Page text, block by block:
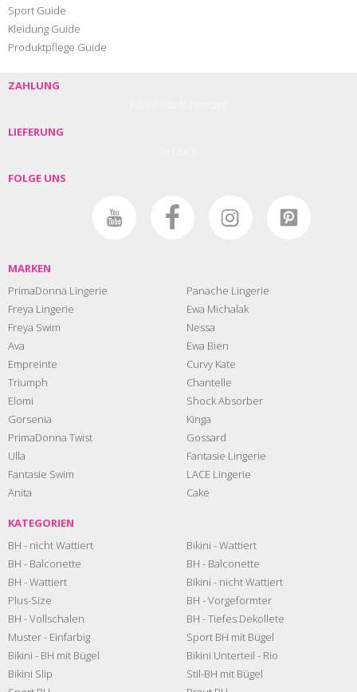
Sport Guide
Kleidung Guide
Produktpflege Guide
ZAHLUNG
LIEFERUNG
FOLGE UNS
MARKEN
PrimaDonna Lingerie
Freya Lingerie
Freya Swim
Ava
Empreinte
Triumph
Elomi
Gorsenia
PrimaDonna Twist
Ulla
Fantasie Swim
Anita
Panache Lingerie
Ewa Michalak
Nessa
Ewa Bien
Curvy Kate
Chantelle
Shock Absorber
Kinga
Gossard
Fantasie Lingerie
LACE Lingerie
Cake
KATEGORIEN
BH - nicht Wattiert
BH - Balconette
BH - Wattiert
Plus-Size
BH - Vollschalen
Muster - Einfarbig
Bikini - BH mit Bügel
Bikini Slip
Bikini - Wattiert
BH - Balconette
Bikini - nicht Wattiert
BH - Vorgeformter
BH - Tiefes Dekollete
Sport BH mit Bügel
Bikini Unterteil - Rio
Stil-BH mit Bügel